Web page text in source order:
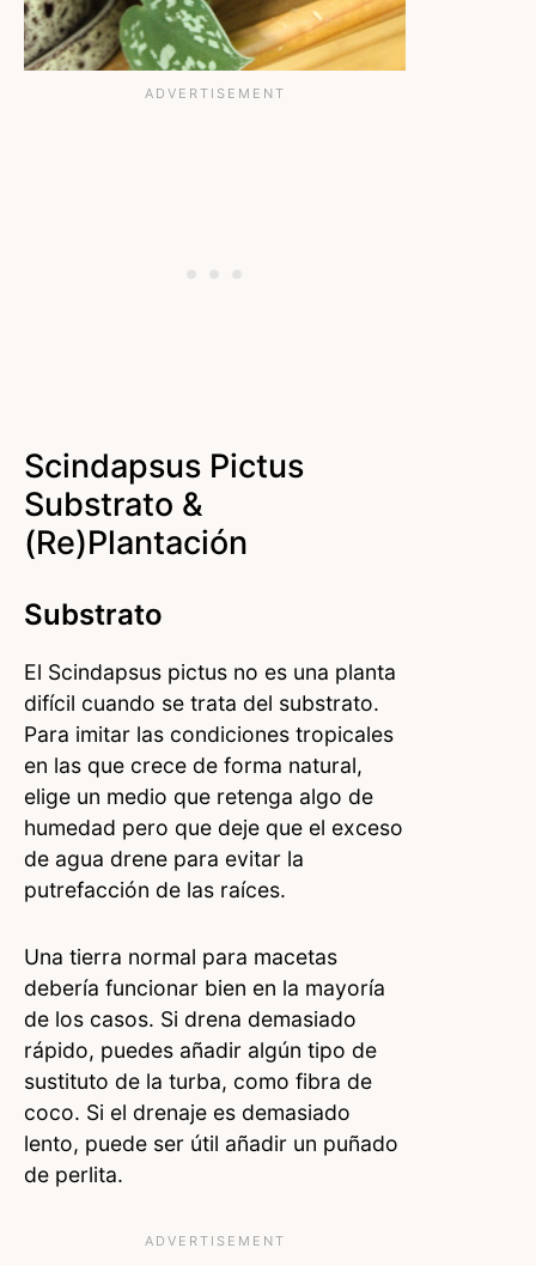
Scindapsus Pictus
Substrato &
(re)plantación
Substrato
El Scindapsus pictus no es una planta
difícil cuando se trata del substrato.
Para imitar las condiciones tropicales
en las que crece de forma natural,
elige un medio que retenga algo de
humedad pero que deje que el exceso
de agua drene para evitar la
putrefacción de las raíces.
Una tierra normal para macetas
debería funcionar bien en la mayoría
de los casos. Si drena demasiado
rápido, puedes añadir algún tipo de
sustituto de la turba, como fibra de
coco. Si el drenaje es demasiado
lento, puede ser útil añadir un puñado
de perlita.